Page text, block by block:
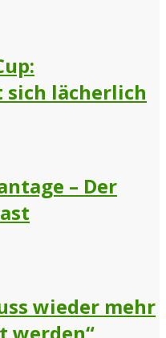
lächerlich
– Der
wieder mehr
werden“